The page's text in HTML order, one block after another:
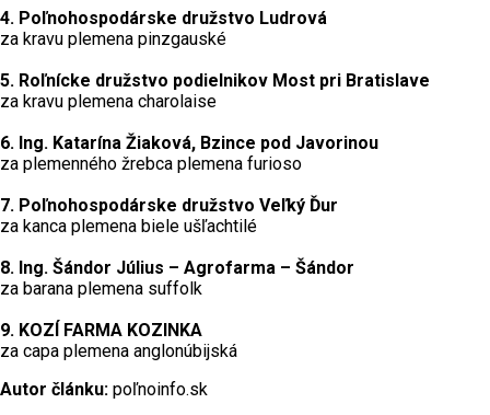
4. Poľnohospodárske družstvo Ludrová
za kravu plemena pinzgauské
5. Roľnícke družstvo podielnikov Most pri Bratislave
za kravu plemena charolaise
6. Ing. Katarína Žiaková, Bzince pod Javorinou
za plemenného žrebca plemena furioso
7. Poľnohospodárske družstvo Veľký Ďur
za kanca plemena biele ušľachtilé
8. Ing. Šándor Július – Agrofarma – Šándor
za barana plemena suffolk
9. KOZÍ FARMA KOZINKA
za capa plemena anglonúbijská
Autor článku: poľnoinfo.sk